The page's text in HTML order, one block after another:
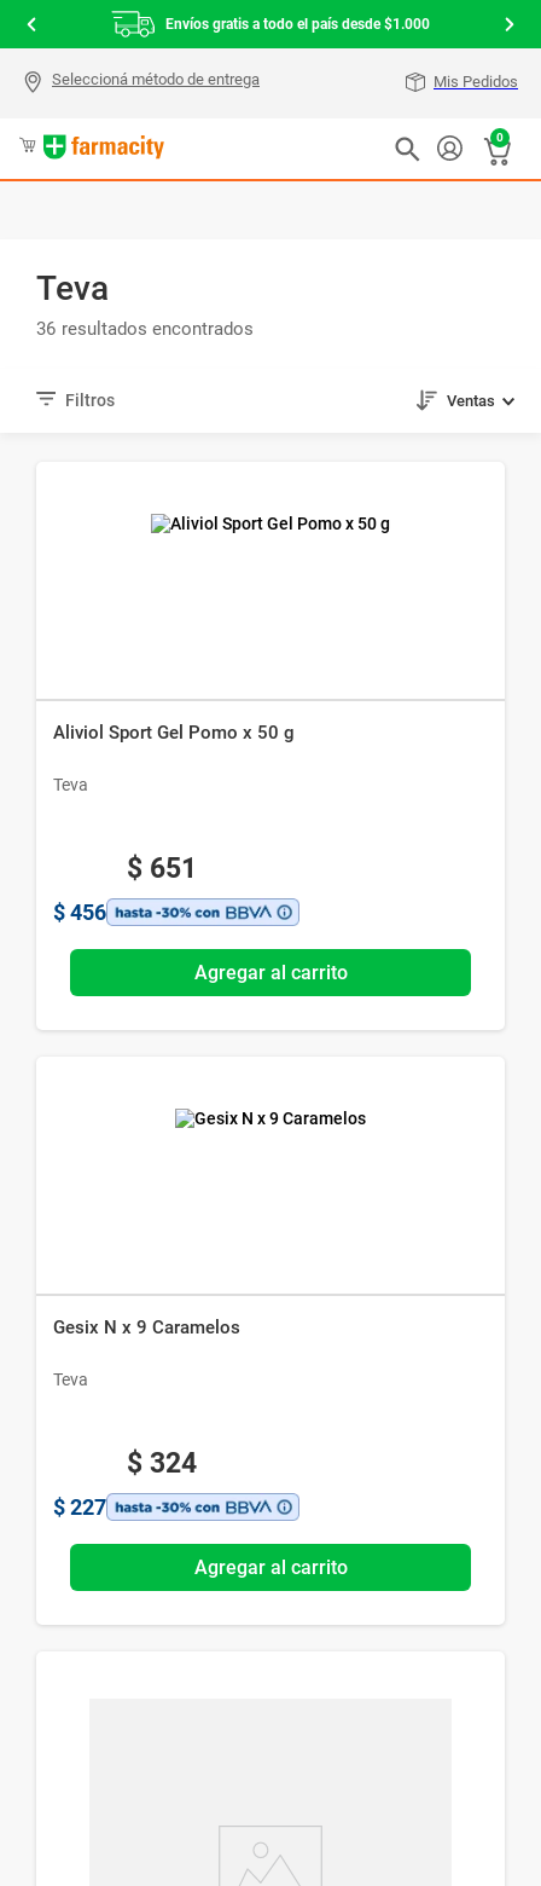
Envíos gratis a todo el país desde $1.000
Mis Pedidos
0
Teva
36
Ventas
Aliviol Sport Gel Pomo x 50 g
Teva
$ 651
$ 456
Agregar al carrito
Gesix N x 9 Caramelos
Teva
$ 324
$ 227
Agregar al carrito